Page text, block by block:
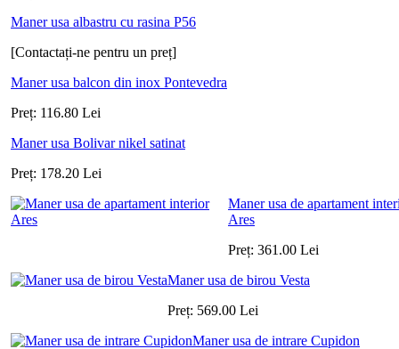
Maner usa albastru cu rasina P56
[Contactați-ne pentru un preț]
Maner usa balcon din inox Pontevedra
Preț: 116.80 Lei
Maner usa Bolivar nikel satinat
Preț: 178.20 Lei
Maner usa de apartament
Ares
Preț: 361.00 Lei
Maner usa de birou Vesta
Preț: 569.00 Lei
Maner usa de intrare Cupidon